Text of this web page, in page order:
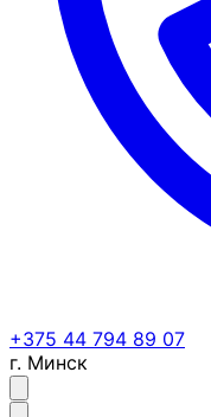
+375 44 794 89 07
г. Минск